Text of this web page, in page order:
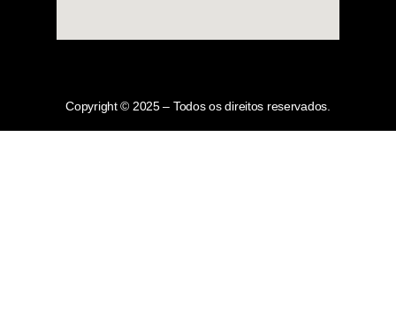
Copyright © 2025 – Todos os direitos reservados.